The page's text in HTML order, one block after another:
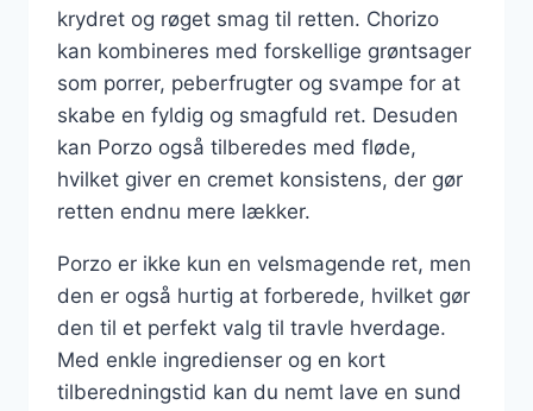
krydret og røget smag til retten. Chorizo
kan kombineres med forskellige grøntsager
som porrer, peberfrugter og svampe for at
skabe en fyldig og smagfuld ret. Desuden
kan Porzo også tilberedes med fløde,
hvilket giver en cremet konsistens, der gør
retten endnu mere lækker.
Porzo er ikke kun en velsmagende ret, men
den er også hurtig at forberede, hvilket gør
den til et perfekt valg til travle hverdage.
Med enkle ingredienser og en kort
tilberedningstid kan du nemt lave en sund